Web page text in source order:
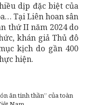
dịp đặc biệt của
Tại Liên hoan sân
thứ II năm 2024 do
khán giả Thủ đô
kịch do gần 400
hiện.
ăn tinh thần” của toàn